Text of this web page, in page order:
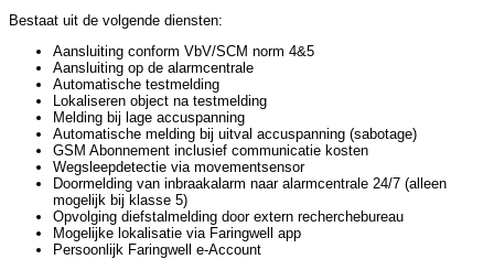
Bestaat uit de volgende diensten:
Aansluiting conform VbV/SCM norm 4&5
Aansluiting op de alarmcentrale
Automatische testmelding
Lokaliseren object na testmelding
Melding bij lage accuspanning
Automatische melding bij uitval accuspanning (sabotage)
GSM Abonnement inclusief communicatie kosten
Wegsleepdetectie via movementsensor
Doormelding van inbraakalarm naar alarmcentrale 24/7 (alleen
mogelijk bij klasse 5)
Opvolging diefstalmelding door extern recherchebureau
Mogelijke lokalisatie via Faringwell app
Persoonlijk Faringwell e-Account